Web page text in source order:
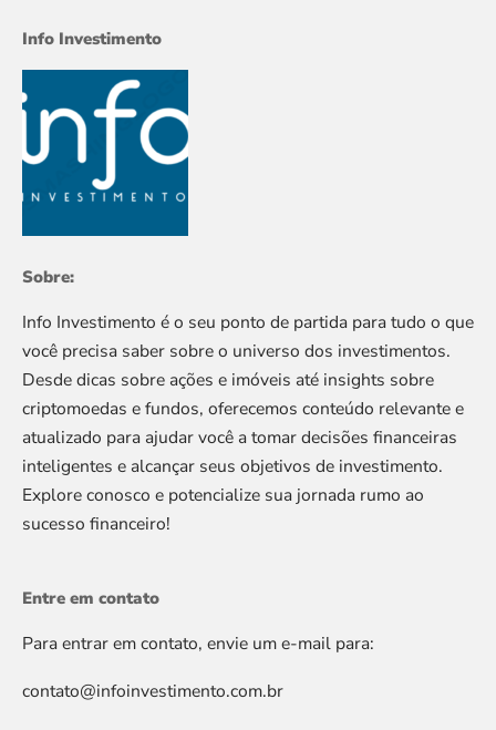
Info Investimento
Sobre:
Info Investimento é o seu ponto de partida para tudo o que
você precisa saber sobre o universo dos investimentos.
Desde dicas sobre ações e imóveis até insights sobre
criptomoedas e fundos, oferecemos conteúdo relevante e
atualizado para ajudar você a tomar decisões financeiras
inteligentes e alcançar seus objetivos de investimento.
Explore conosco e potencialize sua jornada rumo ao
sucesso financeiro!
Entre em contato
Para entrar em contato, envie um e-mail para:
contato@infoinvestimento.com.br